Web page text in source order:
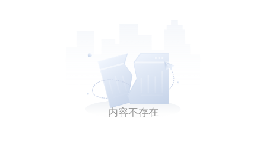
内容不存在